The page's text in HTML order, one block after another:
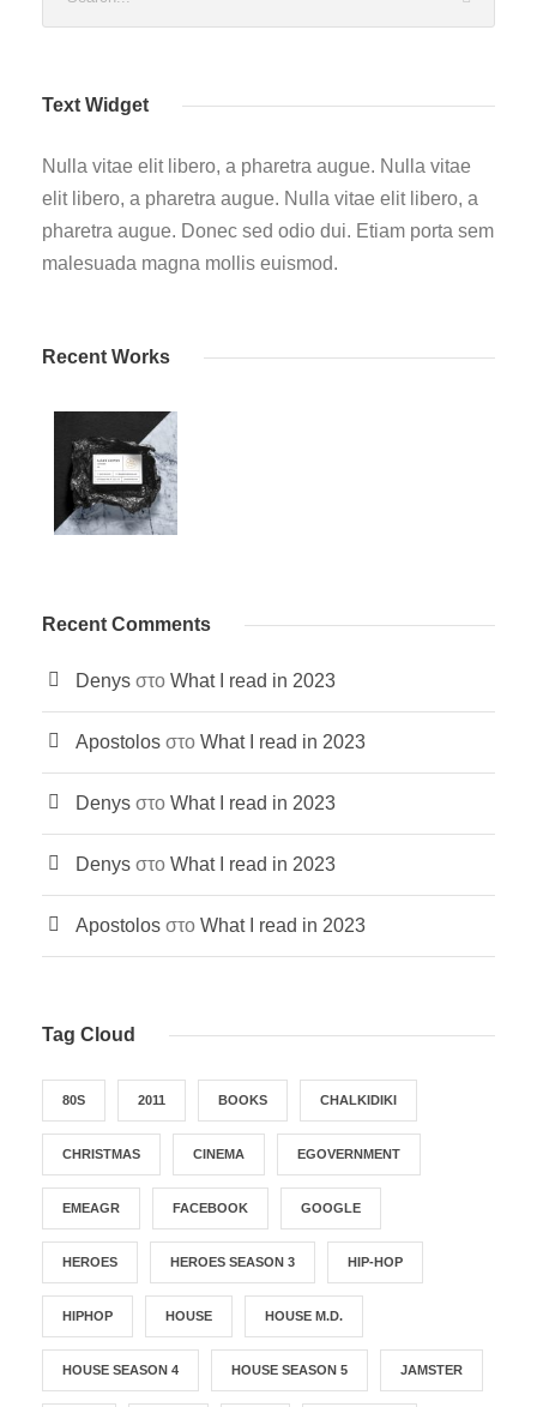
Text Widget
Nulla vitae elit libero, a pharetra augue. Nulla vitae
elit libero, a pharetra augue. Nulla vitae elit libero, a
pharetra augue. Donec sed odio dui. Etiam porta sem
malesuada magna mollis euismod.
Recent Works
Recent Comments
Denys στο What I read in 2023
Apostolos στο What I read in 2023
Denys στο What I read in 2023
Denys στο What I read in 2023
Apostolos στο What I read in 2023
Tag Cloud
80S 2011 BOOKS CHALKIDIKI
CHRISTMAS CINEMA EGOVERNMENT
EMEAGR FACEBOOK GOOGLE
HEROES HEROES SEASON 3 HIP-HOP
HIPHOP HOUSE HOUSE M.D.
HOUSE SEASON 4 HOUSE SEASON 5 JAMSTER